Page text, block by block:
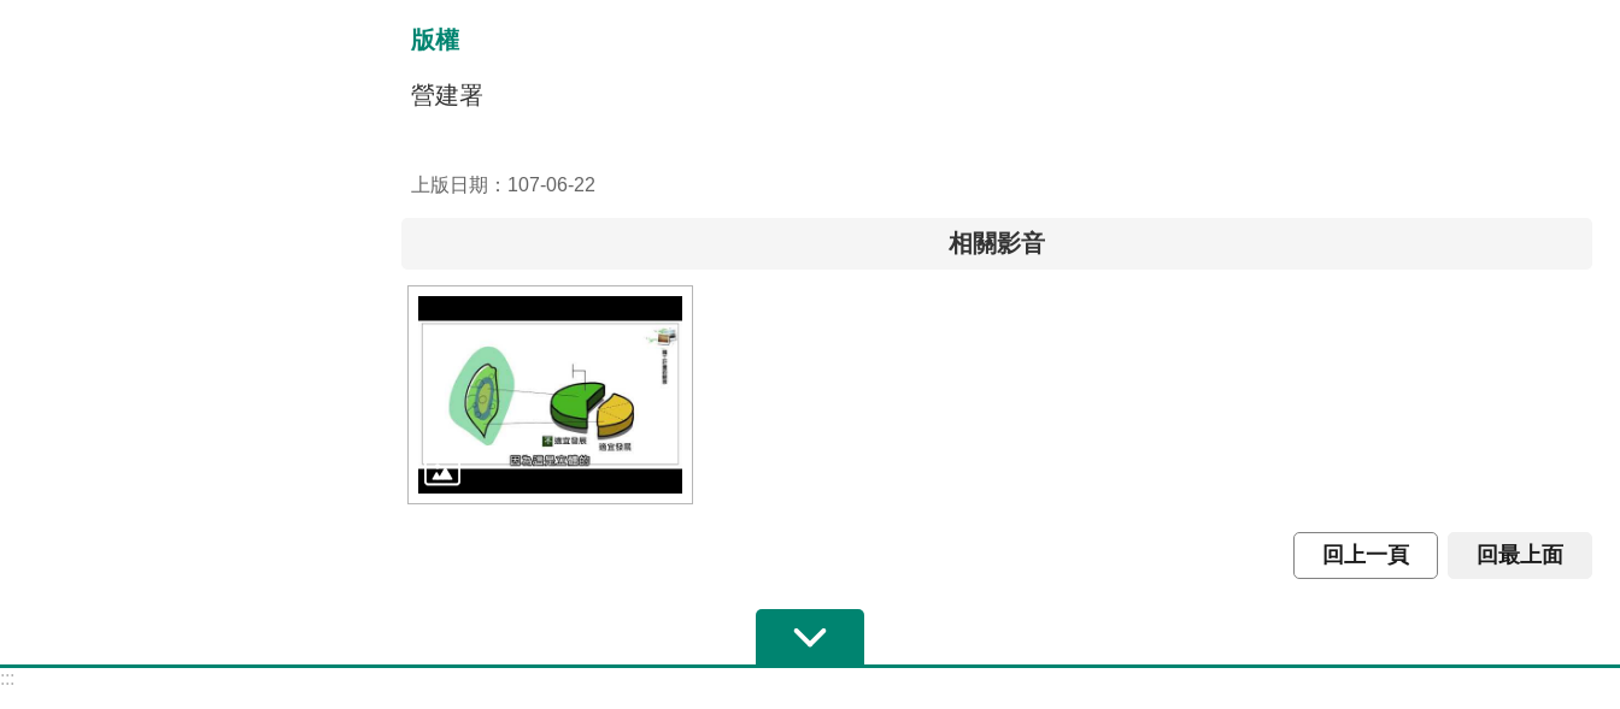
版權
營建署
上版日期：107-06-22
相關影音
回上一頁 回最上面
:::